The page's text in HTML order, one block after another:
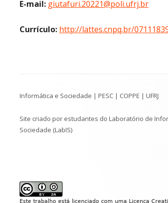
E-mail: giutafuri.20221@poli.ufrj.br
Currículo: http://lattes.cnpq.br/
do
Rodapé
Informática e Sociedade | PESC | COPPE | UFRJ
Site criado por estudantes do Laboratório de
Sociedade (LabIS)
Este trabalho está licenciado com uma Licença